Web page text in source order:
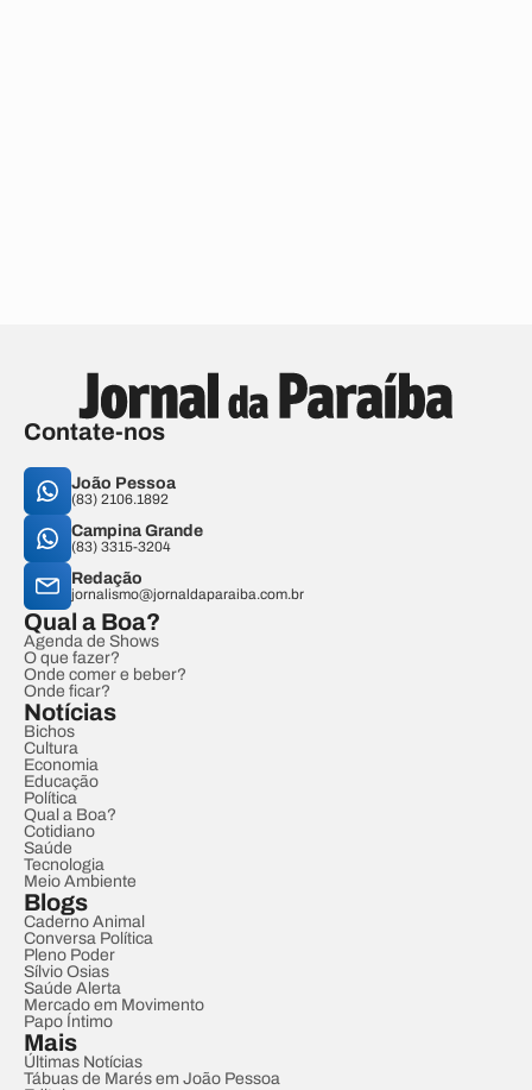
Contate-nos
João Pessoa
(83) 2106.1892
Campina Grande
(83) 3315-3204
Redação
jornalismo@jornaldaparaiba.com.br
Qual a Boa?
Agenda de Shows
O que fazer?
Onde comer e beber?
Onde ficar?
Notícias
Bichos
Cultura
Economia
Educação
Política
Qual a Boa?
Cotidiano
Saúde
Tecnologia
Meio Ambiente
Blogs
Caderno Animal
Conversa Política
Pleno Poder
Sílvio Osias
Saúde Alerta
Mercado em Movimento
Papo Íntimo
Mais
Últimas Notícias
Tábuas de Marés em João Pessoa